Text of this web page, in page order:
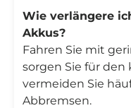
Wie verlängere
Akkus?
Fahren Sie mit
sorgen Sie für
vermeiden Sie
Abbremsen.